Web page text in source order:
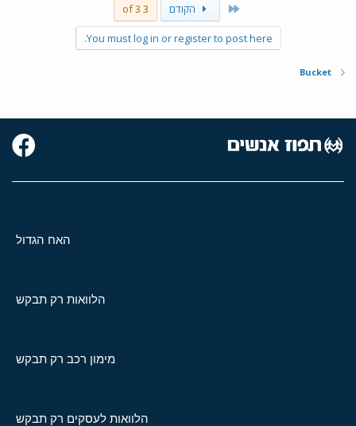
First הקודם 3 of 3
You must log in or register to post here.
Bucket
האח הגדול
הלוואות רק תבקש
מימון רכב רק תבקש
הלוואות לעסקים רק תבקש